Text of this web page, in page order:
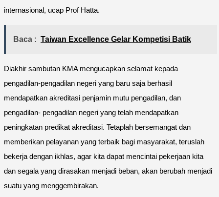
internasional, ucap Prof Hatta.
Baca : Taiwan Excellence Gelar Kompetisi Batik
Diakhir sambutan KMA mengucapkan selamat kepada
pengadilan-pengadilan negeri yang baru saja berhasil
mendapatkan akreditasi penjamin mutu pengadilan, dan
pengadilan- pengadilan negeri yang telah mendapatkan
peningkatan predikat akreditasi. Tetaplah bersemangat dan
memberikan pelayanan yang terbaik bagi masyarakat, teruslah
bekerja dengan ikhlas, agar kita dapat mencintai pekerjaan kita
dan segala yang dirasakan menjadi beban, akan berubah menjadi
suatu yang menggembirakan.